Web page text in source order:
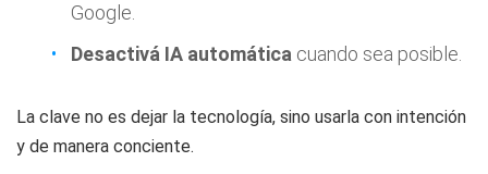
Google.
Desactivá IA automática cuando sea posible.
La clave no es dejar la tecnología, sino usarla con intención
y de manera conciente.